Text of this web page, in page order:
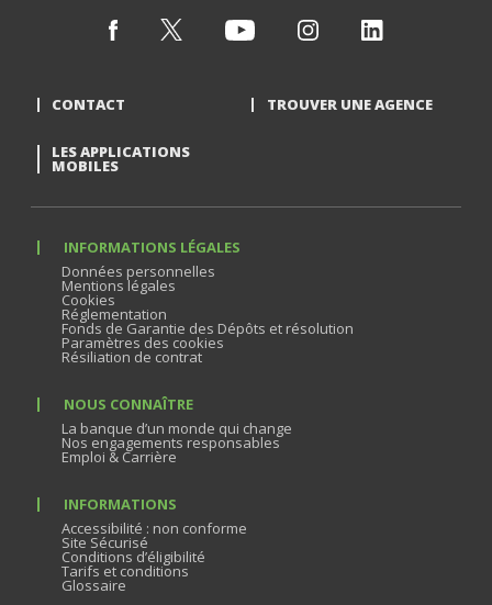
CONTACT TROUVER UNE AGENCE
LES APPLICATIONS
MOBILES
INFORMATIONS LÉGALES
Données personnelles
Mentions légales
Cookies
Réglementation
Fonds de Garantie des Dépôts et résolution
Paramètres des cookies
Résiliation de contrat
NOUS CONNAÎTRE
La banque d’un monde qui change
Nos engagements responsables
Emploi & Carrière
INFORMATIONS
Accessibilité : non conforme
Site Sécurisé
Conditions d’éligibilité
Tarifs et conditions
Glossaire